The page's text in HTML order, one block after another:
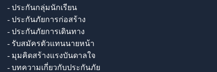
- ประกันกลุ่มนักเรียน
- ประกันภัยการก่อสร้าง
- ประกันภัยการเดินทาง
- รับสมัครตัวแทนนายหน้า
- มุมคิดสร้างแรงบันดาลใจ
- บทความเกี่ยวกับประกันภัย